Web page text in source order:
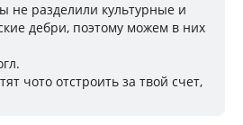
не разделили культурные и
дебри, поэтому можем в них
чото отстроить за твой счет,